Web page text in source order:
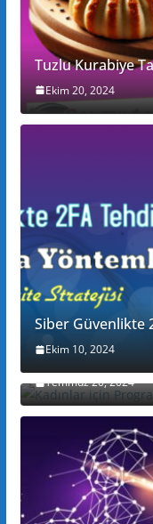
Tuzlu Kurabiye
Ekim 20, 2024
Siber Güvenlikte
Ekim 10, 2024
Kadınlar için
Temmuz 20, 2024